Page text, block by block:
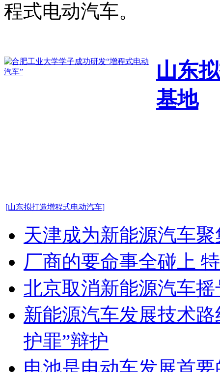
程式电动汽车。
山东
基地
[山东拟打造增程式电动汽车]
天津成为新能源汽车
厂商的要命事全碰上
北京取消新能源汽车
新能源汽车发展技术
护罪”辩护